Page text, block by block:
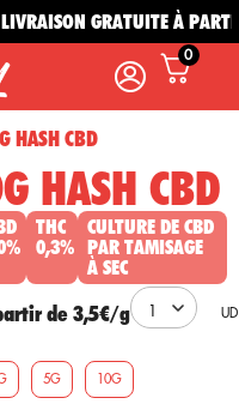
GRATUITE À
0
HASH CBD
HASH CBD
THC
0,3%
CULTURE DE CBD
PAR TAMISAGE
À SEC
de 3,5€/g
5G 10G